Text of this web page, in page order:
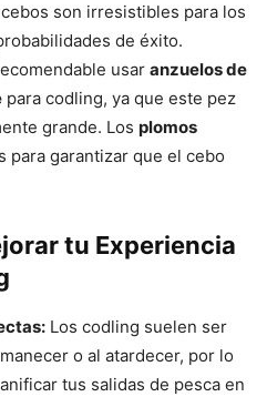
son irresistibles para los
de éxito.
usar anzuelos de
para codling, ya que este pez
grande. Los plomos
para garantizar que el cebo
tu Experiencia
Los codling suelen ser
o al atardecer, por lo
tus salidas de pesca en